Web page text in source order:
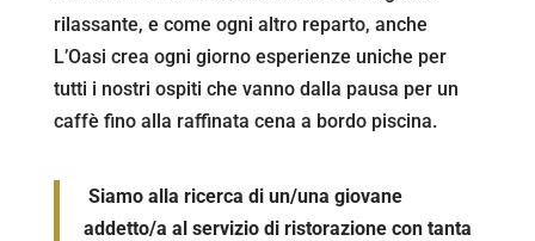
rilassante, e come ogni altro reparto, anche
L’Oasi crea ogni giorno esperienze uniche per
tutti i nostri ospiti che vanno dalla pausa per un
caffè fino alla raffinata cena a bordo piscina.
Siamo alla ricerca di un/una giovane
addetto/a al servizio di ristorazione con tanta